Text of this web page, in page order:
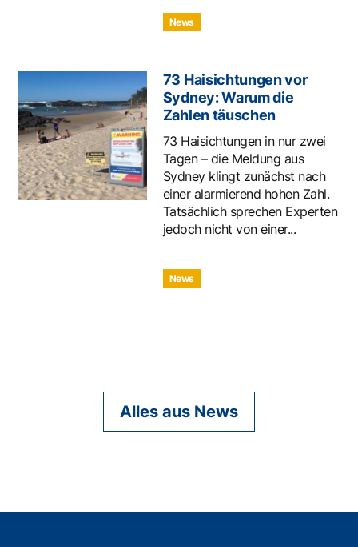
News
73 Haisichtungen vor
Sydney: Warum die
Zahlen täuschen
73 Haisichtungen in nur zwei
Tagen – die Meldung aus
Sydney klingt zunächst nach
einer alarmierend hohen Zahl.
Tatsächlich sprechen Experten
jedoch nicht von einer...
News
Alles aus News